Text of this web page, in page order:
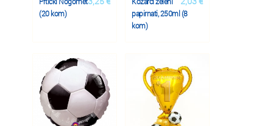
(20 kom)
papirnati, 250ml (8
kom)